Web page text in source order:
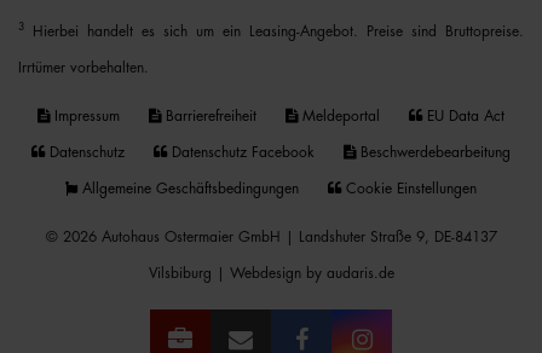
3 Hierbei handelt es sich um ein Leasing-Angebot. Preise sind Bruttopreise.
Irrtümer vorbehalten.
Impressum Barrierefreiheit Meldeportal EU Data Act
Datenschutz Datenschutz Facebook Beschwerdebearbeitung
Allgemeine Geschäftsbedingungen Cookie Einstellungen
© 2026 Autohaus Ostermaier GmbH | Landshuter Straße 9, DE-84137
Vilsbiburg | Webdesign by audaris.de